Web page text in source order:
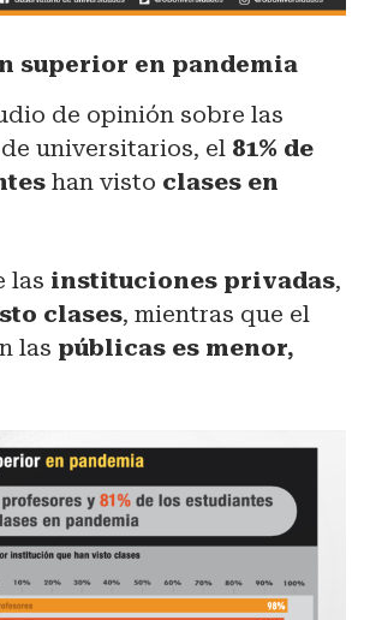
superior en pandemia
de opinión sobre las
universitarios, el 81% de
han visto clases en
las instituciones privadas,
clases, mientras que el
las públicas es menor,